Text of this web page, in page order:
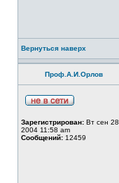
Вернуться наверх
Проф.А.И.Орлов
Зарегистрирован: Вт сен 28,
2004 11:58 am
Сообщений: 12459